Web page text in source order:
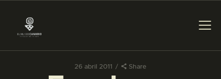
26 abril 2011 Share